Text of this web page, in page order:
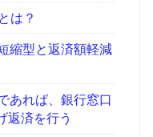
は？
縮型と返済額軽減
あれば、銀行窓口
返済を行う